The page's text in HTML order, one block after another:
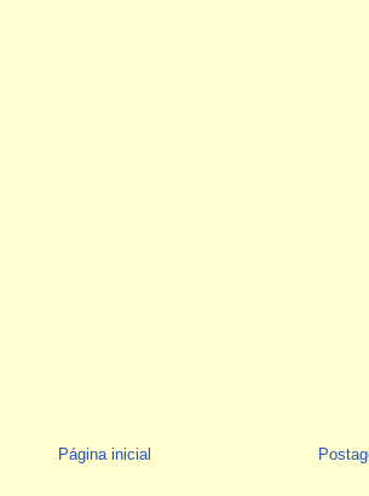
Página inicial